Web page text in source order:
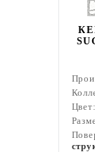
Цвет: